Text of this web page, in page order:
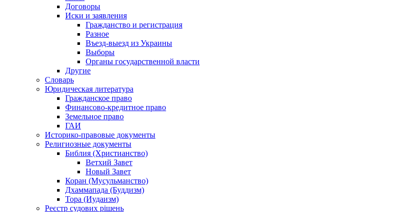
Договоры
Иски и заявления
Гражданство и регистрация
Разное
Въезд-выезд из Украины
Выборы
Органы государственной власти
Другие
Словарь
Юридическая литература
Гражданское право
Финансово-кредитное право
Земельное право
ГАИ
Историко-правовые документы
Религиозные документы
Библия (Христианство)
Ветхий Завет
Новый Завет
Коран (Мусульманство)
Дхаммапада (Буддизм)
Тора (Иудаизм)
Реєстр судових рішень